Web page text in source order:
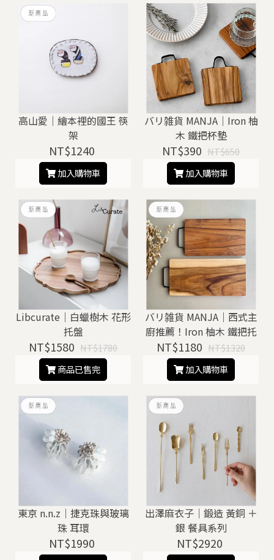
高山愛｜繪本裡的國王 筷
架
NT$1240
加入購物車
バリ雑貨 MANJA｜Iron 柚
木 鐵把杯墊
NT$390 NT$650
加入購物車
Libcurate｜白蠟樹木 花形
托盤
NT$1580 NT$1780
商品已售完
バリ雑貨 MANJA｜西式主
廚推薦！Iron 柚木 鐵把托
盤 / 砧板
NT$1180 NT$1320
加入購物車
東京 n.n.z｜捷克珠與玻璃
珠 耳環
NT$1990
出澤麻衣子｜鍛造 黃銅 ＋
銀 餐具系列
NT$2920